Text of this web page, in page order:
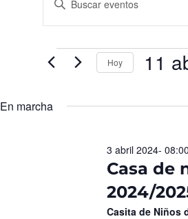
de
búsqueda
vistas
palabra
clave.
para
la
palabra
Hoy 11
En marcha
Casa de
2024/
3 abril 2024- 08:00
Casita de Niños